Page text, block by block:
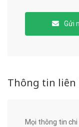
Gửi
Thông tin liên
Mọi thông tin